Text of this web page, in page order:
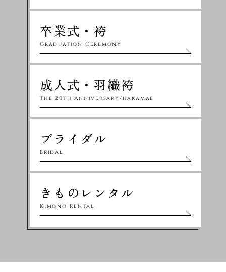
卒業式・袴
Graduation Ceremony
成人式・羽織袴
The 20th Anniversary/hakamae
ブライダル
Bridal
きものレンタル
Kimono Rental